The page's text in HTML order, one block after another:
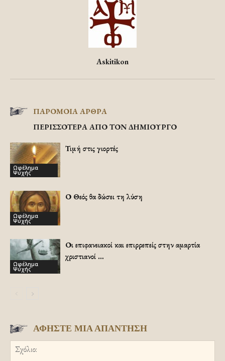
Askitikon
ΠΑΡΟΜΟΙΑ ΑΡΘΡΑ
ΠΕΡΙΣΣΟΤΕΡΑ ΑΠΟ ΤΟΝ ΔΗΜΙΟΥΡΓΟ
Ωφέλημα
Ψυχής
Τιμή στις γιορτές
Ωφέλημα
Ψυχής
Ο Θεός θα δώσει τη λύση
Ωφέλημα
Ψυχής
Οι επιφανειακοί και επιρρεπείς στην αμαρτία
χριστιανοί …
ΑΦΗΣΤΕ ΜΙΑ ΑΠΑΝΤΗΣΗ